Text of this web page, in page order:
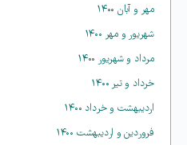
مهر و آبان ۱۴۰۰
شهریور و مهر ۱۴۰۰
مرداد و شهریور ۱۴۰۰
خرداد و تیر ۱۴۰۰
اردیبهشت و خرداد ۱۴۰۰
فروردین و اردیبهشت ۱۴۰۰